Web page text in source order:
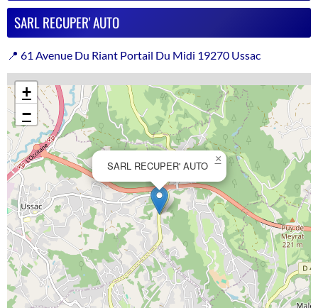
SARL RECUPER' AUTO
📍 61 Avenue Du Riant Portail Du Midi 19270 Ussac
SARL RECUPER' AUTO
×
+
−